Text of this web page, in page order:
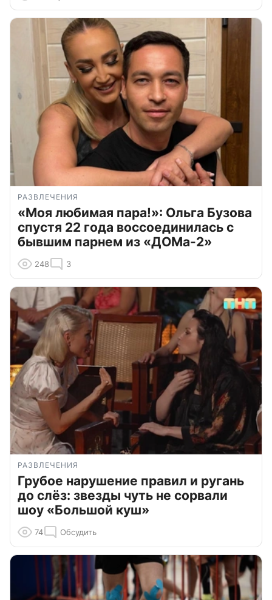
РАЗВЛЕЧЕНИЯ
«Моя любимая пара!»: Ольга Бузова
спустя 22 года воссоединилась с
бывшим парнем из «ДОМа-2»
248 3
РАЗВЛЕЧЕНИЯ
Грубое нарушение правил и ругань
до слёз: звезды чуть не сорвали
шоу «Большой куш»
74 Обсудить